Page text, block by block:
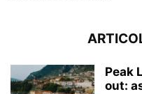
Peak
out: